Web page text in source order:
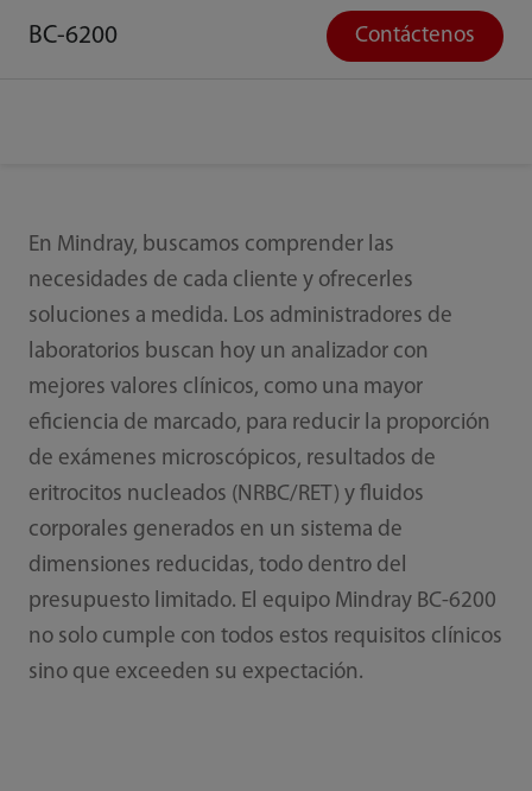
BC-6200 Contáctenos
En Mindray, buscamos comprender las
necesidades de cada cliente y ofrecerles
soluciones a medida. Los administradores de
laboratorios buscan hoy un analizador con
mejores valores clínicos, como una mayor
eficiencia de marcado, para reducir la proporción
de exámenes microscópicos, resultados de
eritrocitos nucleados (NRBC/RET) y fluidos
corporales generados en un sistema de
dimensiones reducidas, todo dentro del
presupuesto limitado. El equipo Mindray BC-6200
no solo cumple con todos estos requisitos clínicos
sino que exceeden su expectación.